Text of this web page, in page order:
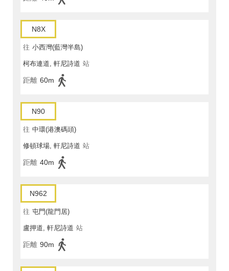
N8X
往 小西灣(藍灣半島)
柯布連道, 軒尼詩道 站
距離 60m
N90
往 中環(港澳碼頭)
修頓球場, 軒尼詩道 站
距離 40m
N962
往 屯門(龍門居)
盧押道, 軒尼詩道 站
距離 90m